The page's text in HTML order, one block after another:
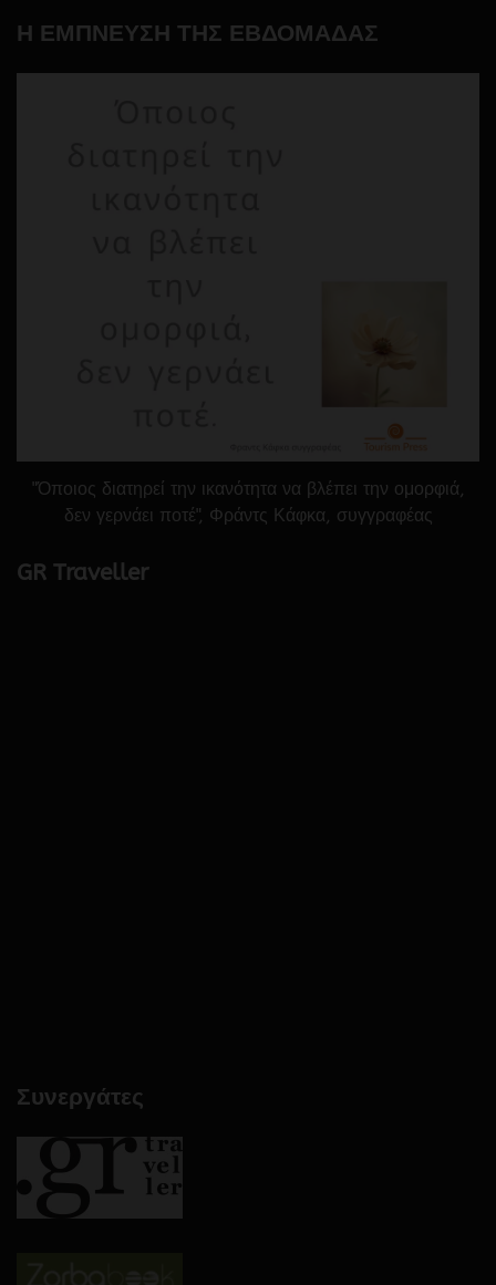
Η ΕΜΠΝΕΥΣΗ ΤΗΣ ΕΒΔΟΜΑΔΑΣ
"Όποιος διατηρεί την ικανότητα να βλέπει την ομορφιά,
δεν γερνάει ποτέ", Φράντς Κάφκα, συγγραφέας
GR Traveller
Συνεργάτες